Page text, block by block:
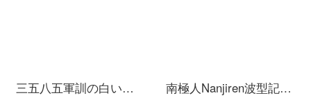
三五八五軍訓の白いベッドの単純な白い軍の緑のシーツの全綿のシングル寮の学生白いシーツの軍の緑のボールはシーツの白色の115*210をカバーします（標準）
南極人Nanjiren波型記憶枕ゆっくりと宇宙綿の枕芯を弾きます。大人の通気性睡眠学生の一人の記憶枕は満天の星に一つずつ詰めます。